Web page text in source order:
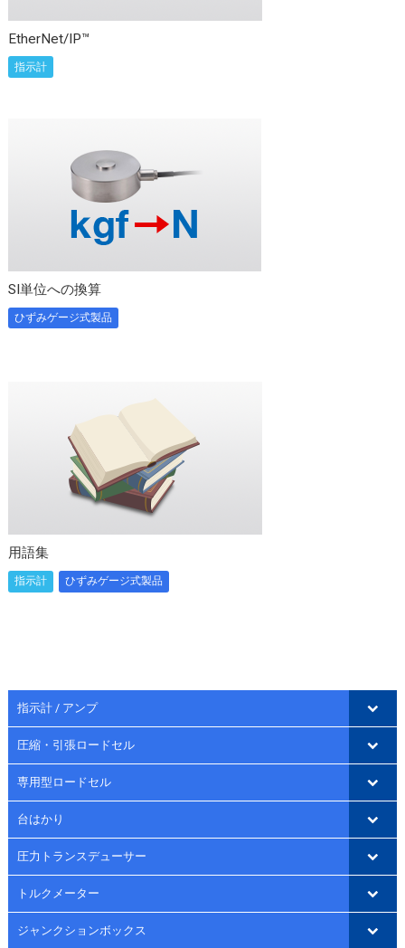
EtherNet/IP™
指示計
SI単位への換算
ひずみゲージ式製品
用語集
指示計 ひずみゲージ式製品
指示計 / アンプ
圧縮・引張ロードセル
専用型ロードセル
台はかり
圧力トランスデューサー
トルクメーター
ジャンクションボックス